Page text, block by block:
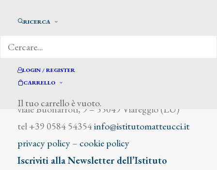
RICERCA
LOGIN / REGISTER
CARRELLO
Il tuo carrello è vuoto.
viale Buonarroti, 9 – 55049 Viareggio (LU)
tel +39 0584 54354info@istitutomatteucci.it
privacy policy– cookie policy
Iscriviti alla Newsletter dell’Istituto